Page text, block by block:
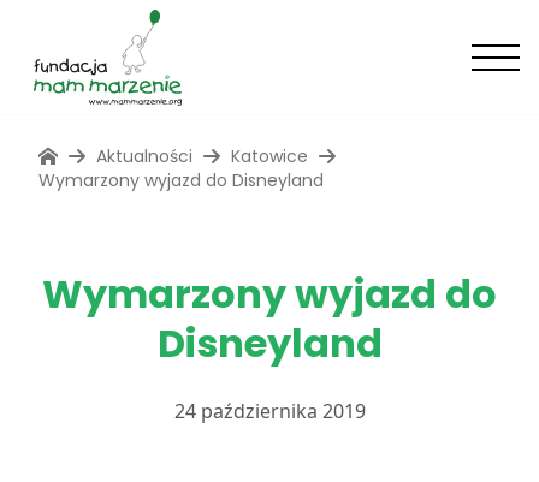
Aktualności
Katowice
Wymarzony wyjazd do Disneyland
Wymarzony wyjazd do
Disneyland
24 października 2019